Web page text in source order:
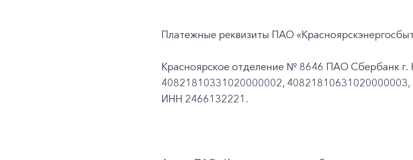
Платежные реквизиты ПАО
Красноярское отделение № 8646 ПАО Сбербанк
40821810331020000002,
ИНН 2466132221.